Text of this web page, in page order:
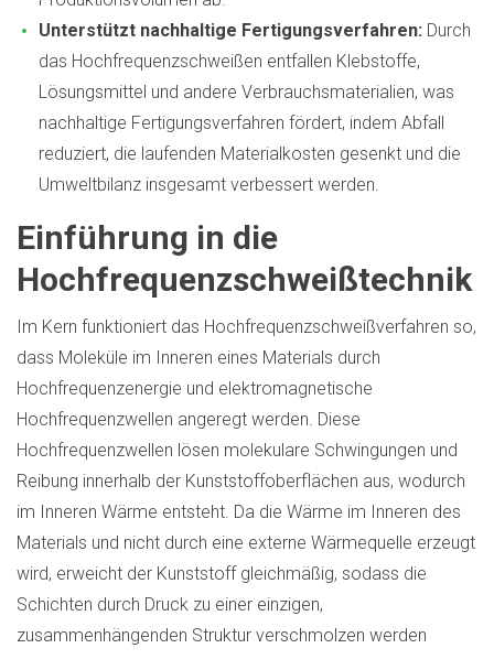
Unterstützt nachhaltige Fertigungsverfahren: Durch
das Hochfrequenzschweißen entfallen Klebstoffe,
Lösungsmittel und andere Verbrauchsmaterialien, was
nachhaltige Fertigungsverfahren fördert, indem Abfall
reduziert, die laufenden Materialkosten gesenkt und die
Umweltbilanz insgesamt verbessert werden.
Einführung in die
Hochfrequenzschweißtechnik
Im Kern funktioniert das Hochfrequenzschweißverfahren so,
dass Moleküle im Inneren eines Materials durch
Hochfrequenzenergie und elektromagnetische
Hochfrequenzwellen angeregt werden. Diese
Hochfrequenzwellen lösen molekulare Schwingungen und
Reibung innerhalb der Kunststoffoberflächen aus, wodurch
im Inneren Wärme entsteht. Da die Wärme im Inneren des
Materials und nicht durch eine externe Wärmequelle erzeugt
wird, erweicht der Kunststoff gleichmäßig, sodass die
Schichten durch Druck zu einer einzigen,
zusammenhängenden Struktur verschmolzen werden